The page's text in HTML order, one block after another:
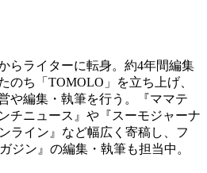
らライターに転身。約4年間編集
のち「TOMOLO」を立ち上げ、
や編集・執筆を行う。『ママテ
チニュース』や『スーモジャーナ
ライン』など幅広く寄稿し、フ
ジン』の編集・執筆も担当中。